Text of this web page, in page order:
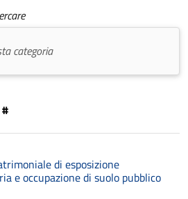
#
di esposizione
e occupazione di suolo pubblico